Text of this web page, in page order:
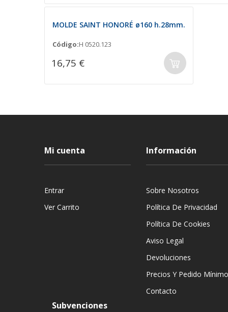
MOLDE SAINT HONORÉ ø160 h.28mm.
Código:H 0520.123
16,75 €
Mi cuenta
Entrar
Ver Carrito
Información
Sobre Nosotros
Política De Privacidad
Política De Cookies
Aviso Legal
Devoluciones
Precios Y Pedido Mínimo
Contacto
Subvenciones